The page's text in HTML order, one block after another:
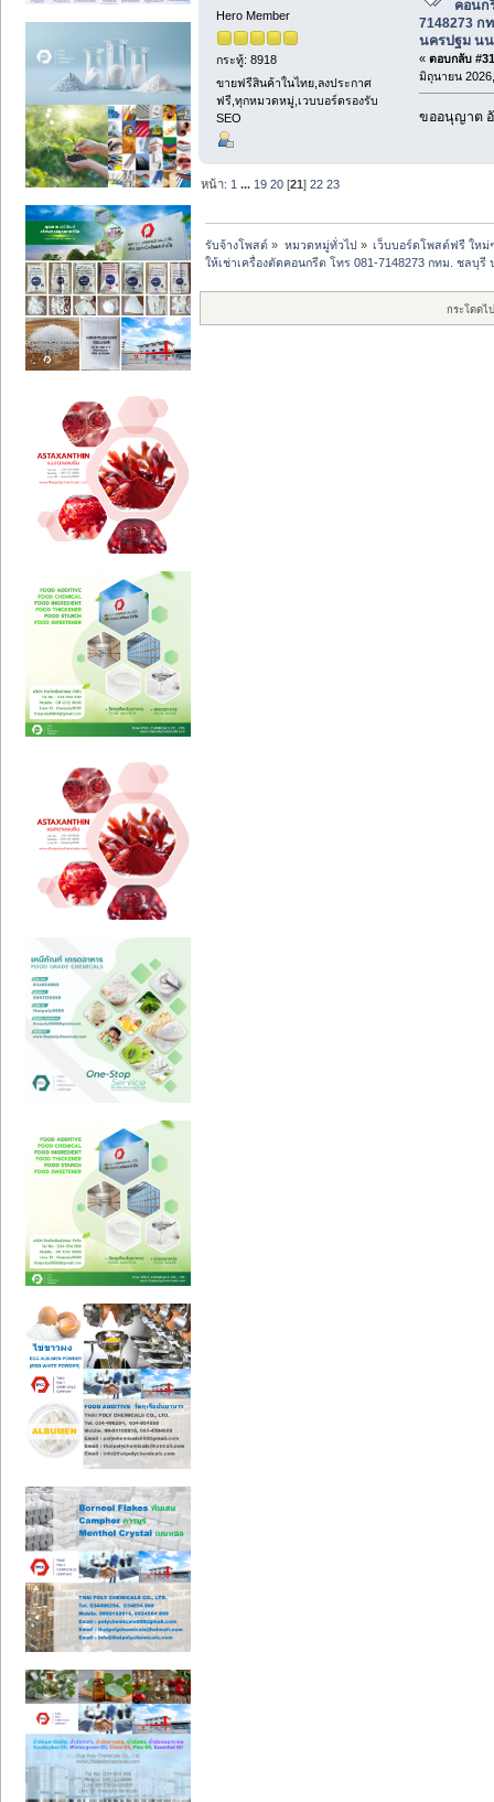
Hero Member
กระทู้: 8918
ขายฟรีสินค้าในไทย,ลงประกาศ
ฟรี,ทุกหมวดหมู่,เวบบอร์ดรองรับ
SEO
คอนก
7148273 ก
นครปฐม น
« ตอบกลับ
มิถุนายน
ขออนุญาต
หน้า: 1 ... 19 20 [21]22 23
รับจ้างโพสต์ » หมวดหมู่ทั่วไป» เว็บบอร์ดโพสต์ฟรี ให
ให้เช่าเครื่องตัดคอนกรีต โทร 081-7148273 กทม. ชลบุ
กระโดดไ